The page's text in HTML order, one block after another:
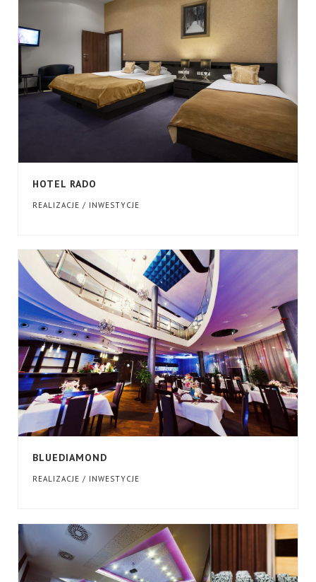
HOTEL RADO
REALIZACJE / INWESTYCJE
BLUEDIAMOND
REALIZACJE / INWESTYCJE